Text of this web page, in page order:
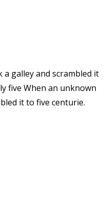
galley and scrambled it
five When an unknown
it to five centurie.